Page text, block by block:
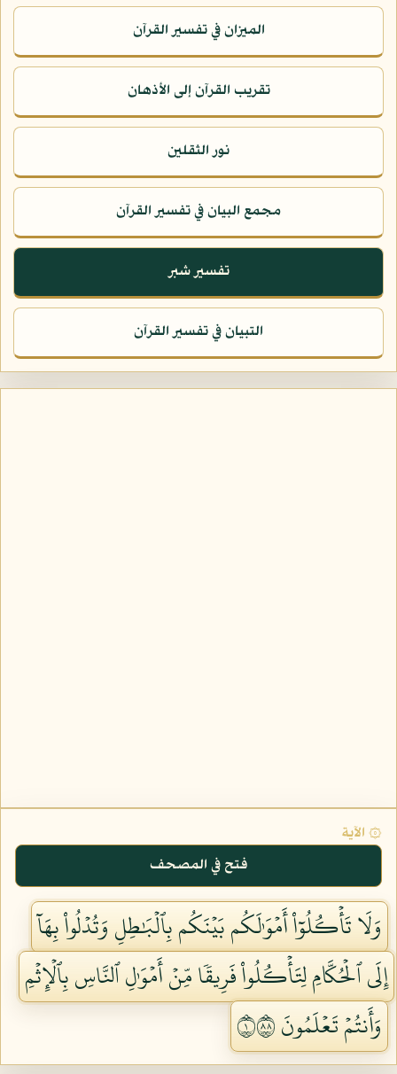
الميزان في تفسير القرآن
تقريب القرآن إلى الأذهان
نور الثقلين
مجمع البيان في تفسير القرآن
تفسير شبر
التبيان في تفسير القرآن
۞ الآية
فتح في المصحف
وَلَا تَأۡكُلُوٓاْ أَمۡوَٰلَكُم بَيۡنَكُم بِٱلۡبَٰطِلِ وَتُدۡلُواْ بِهَآ
إِلَى ٱلۡحُكَّامِ لِتَأۡكُلُواْ فَرِيقٗا مِّنۡ أَمۡوَٰلِ ٱلنَّاسِ بِٱلۡإِثۡمِ
وَأَنتُمۡ تَعۡلَمُونَ ١٨٨